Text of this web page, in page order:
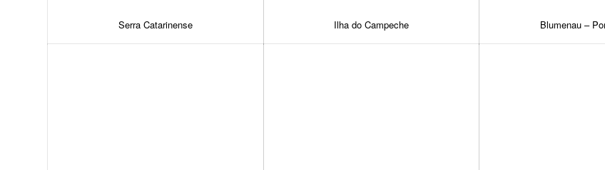
Serra Catarinense Ilha do Campeche Blumenau –